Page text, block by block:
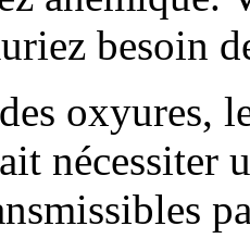
besoin
oxyures,
nécessiter